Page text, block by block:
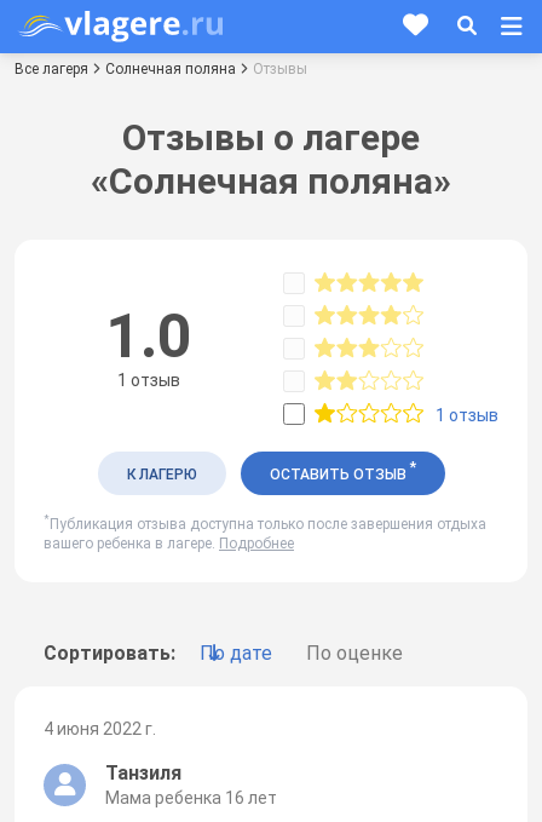
Все лагеря Солнечная поляна Отзывы
Отзывы о лагере
«Солнечная поляна»
Сортировать: По дате По оценке
4 июня 2022 г.
Танзиля
Мама ребенка 16 лет
1.0
1 отзыв
1 отзыв
К ЛАГЕРЮ ОСТАВИТЬ ОТЗЫВ *
* Публикация отзыва доступна только после завершения отдыха
вашего ребенка в лагере. Подробнее